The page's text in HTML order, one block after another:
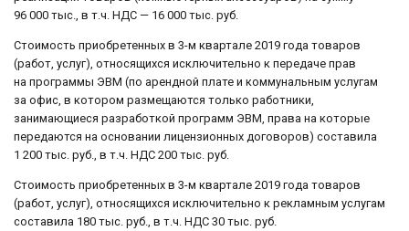
96 000 тыс., в т.ч. НДС — 16 000 тыс. руб.
Стоимость приобретенных в 3-м квартале 2019 года товаров
(работ, услуг), относящихся исключительно к передаче прав
на программы ЭВМ (по арендной плате и коммунальным услугам
за офис, в котором размещаются только работники,
занимающиеся разработкой программ ЭВМ, права на которые
передаются на основании лицензионных договоров) составила
1 200 тыс. руб., в т.ч. НДС 200 тыс. руб.
Стоимость приобретенных в 3-м квартале 2019 года товаров
(работ, услуг), относящихся исключительно к рекламным услугам
составила 180 тыс. руб., в т.ч. НДС 30 тыс. руб.